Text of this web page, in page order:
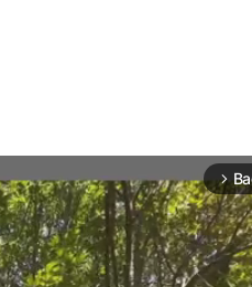
arrow_forward_ios